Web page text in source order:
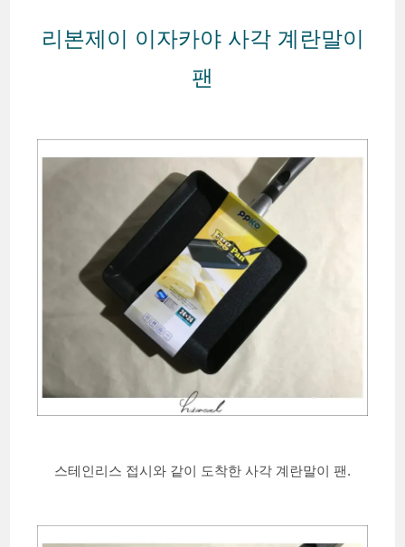
리본제이 이자카야 사각 계란말이
팬
스테인리스 접시와 같이 도착한 사각 계란말이 팬.